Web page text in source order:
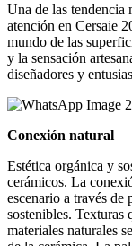
Una de las tendencia
atención en Cersaie
mundo de las
y la sensación
diseñadores y
Conexión natural
Estética orgánica y
cerámicos. La
escenario a través de
sostenibles. Texturas
materiales naturales